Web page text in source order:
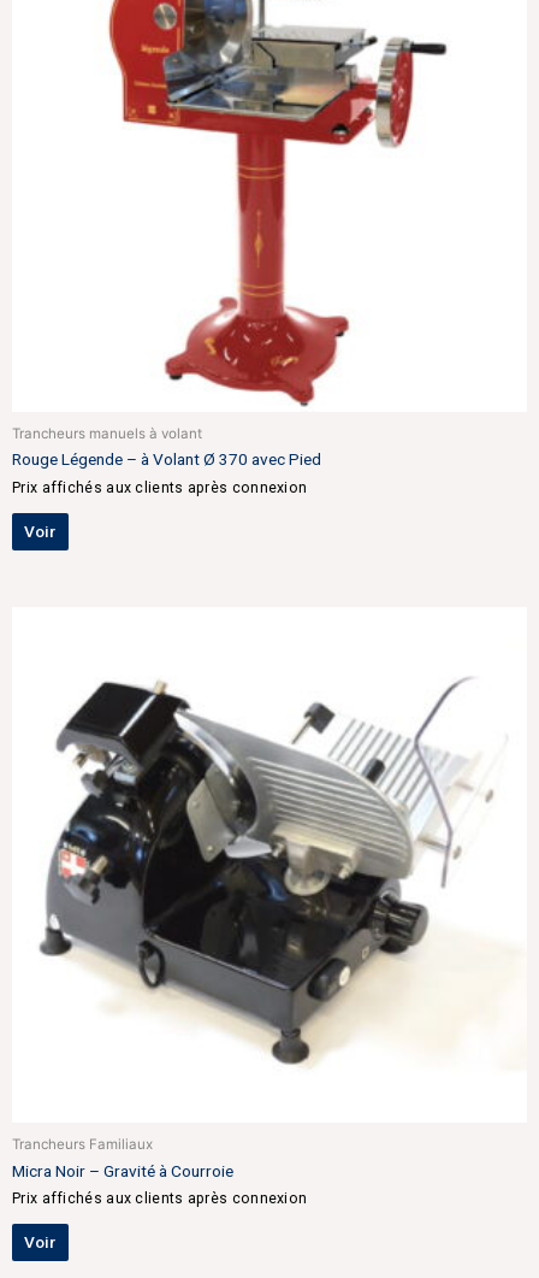
Trancheurs manuels à volant
Rouge Légende – à Volant Ø 370 avec Pied
Prix affichés aux clients après connexion
Voir
Trancheurs Familiaux
Micra Noir – Gravité à Courroie
Prix affichés aux clients après connexion
Voir